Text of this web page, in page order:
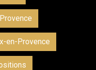
en-Provence